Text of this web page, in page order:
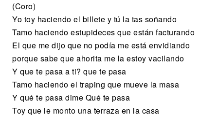
(Coro)
Yo toy haciendo el billete y tú la tas soñando
Tamo haciendo estupideces que están facturando
El que me dijo que no podía me está envidiando
porque sabe que ahorita me la estoy vacilando
Y que te pasa a ti? que te pasa
Tamo haciendo el traping que mueve la masa
Y qué te pasa dime Qué te pasa
Toy que le monto una terraza en la casa